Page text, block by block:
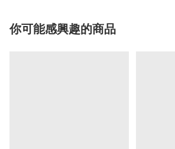
你可能感興趣的商品